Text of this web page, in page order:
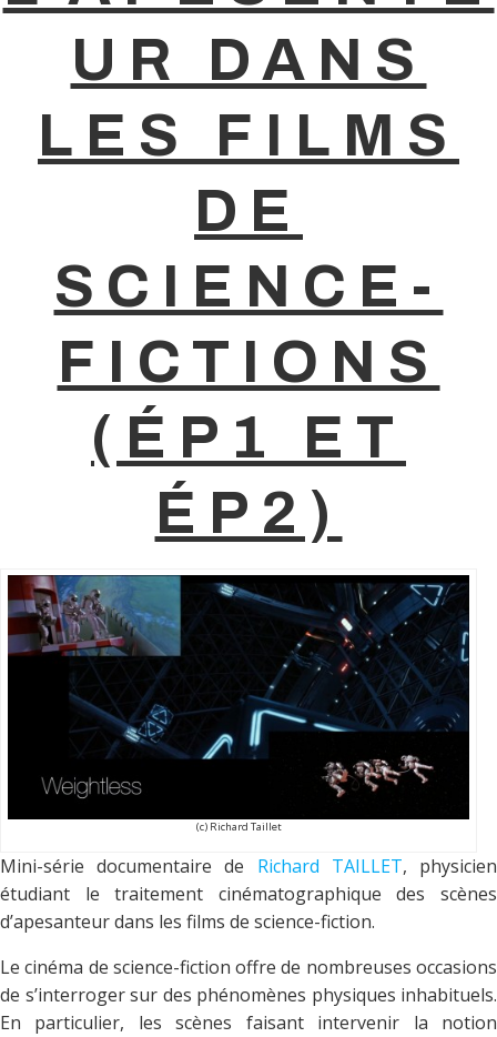
UR DANS
LES FILMS
DE
SCIENCE-
FICTIONS
(ÉP1 ET
ÉP2)
(c) Richard Taillet
Mini-série documentaire de Richard TAILLET, physicien
étudiant le traitement cinématographique des scènes
d’apesanteur dans les films de science-fiction.
Le cinéma de science-fiction offre de nombreuses occasions
de s’interroger sur des phénomènes physiques inhabituels.
En particulier, les scènes faisant intervenir la notion